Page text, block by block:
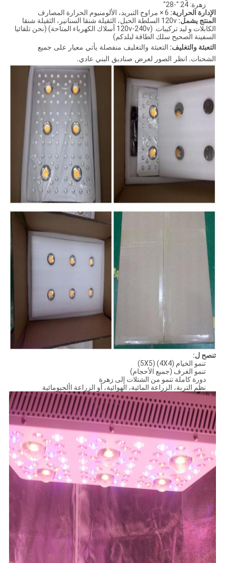
زهرة: 24 "-28"
الإدارة الحرارية:
المنتج يشمل:
120v السلطة الحبل، الثقيلة شنقا السنانير، الثقيلة شنقا
الكابلات و ليد تركيبات. (120v-240v أسلاك الكهرباء المتاحة) (نحن تلقائيا
السفينة الصحيح سلك الطاقة لبلدكم)
التعبئة والتغليف: التعبئة والتغليف منفصلة يأتي معيار على جميع
الشحنات. انظر الصور لعرض صناديق البني عادي.
تنصح ل:
تنمو الخيام (4X4) (5X5)
تنمو الغرف (جميع الأحجام)
دورة كاملة تنمو من الشتلات إلى زهرة
نظم التربة، الزراعة المائية، الهوائية، أو الزراعة األحيومائية